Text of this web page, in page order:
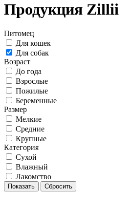
Продукция Zillii
Питомец
Для кошек
Для собак
Возраст
До года
Взрослые
Пожилые
Беременные
Размер
Мелкие
Средние
Крупные
Категория
Сухой
Влажный
Лакомство
Показать Сбросить